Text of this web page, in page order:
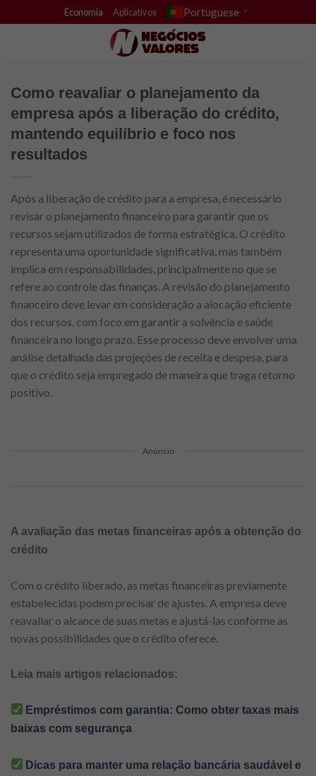
to
Economia Aplicativos Portuguese ▼
Como reavaliar o planejamento da
empresa após a liberação do crédito,
mantendo equilíbrio e foco nos
resultados
Após a liberação de crédito para a empresa, é necessário
revisar o planejamento financeiro para garantir que os
recursos sejam utilizados de forma estratégica. O crédito
representa uma oportunidade significativa, mas também
implica em responsabilidades, principalmente no que se
refere ao controle das finanças. A revisão do planejamento
financeiro deve levar em consideração a alocação eficiente
dos recursos, com foco em garantir a solvência e saúde
financeira no longo prazo. Esse processo deve envolver uma
análise detalhada das projeções de receita e despesa, para
que o crédito seja empregado de maneira que traga retorno
positivo.
Anúncio
A avaliação das metas financeiras após a obtenção do
crédito
Com o crédito liberado, as metas financeiras previamente
estabelecidas podem precisar de ajustes. A empresa deve
reavaliar o alcance de suas metas e ajustá-las conforme as
novas possibilidades que o crédito oferece.
Leia mais artigos relacionados:
Empréstimos com garantia: Como obter taxas mais
baixas com segurança
Dicas para manter uma relação bancária saudável e